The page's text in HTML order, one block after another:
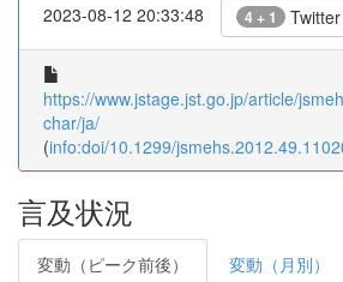
2023-08-12 20:33:48 4 + 1 Twitter
https://www.jstage.jst.go.jp/article/
char/ja/
(info:doi/10.1299/
言及状況
変動（ピーク前後） 変動（月別）